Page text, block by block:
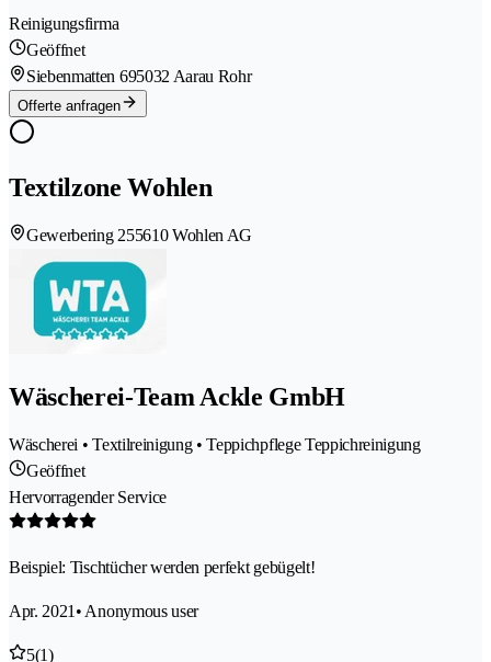
Reinigungsfirma
Geöffnet
Siebenmatten 695032 Aarau Rohr
Offerte anfragen
Textilzone Wohlen
Gewerbering 255610 Wohlen AG
Wäscherei-Team Ackle GmbH
Wäscherei • Textilreinigung • Teppichpflege Teppichreinigung
Geöffnet
Hervorragender Service
Beispiel: Tischtücher werden perfekt gebügelt!
Apr. 2021 • Anonymous user
5(1)